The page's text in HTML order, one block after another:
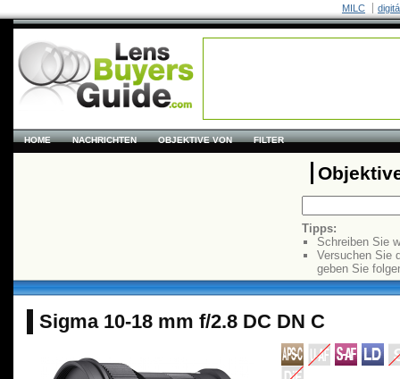
MILC
HOME NACHRICHTEN OBJEKTIVE VON FILTER
Tipps:
Schreiben Sie
Versuchen Sie
geben Sie
Sigma 10-18 mm f/2.8 DC DN C